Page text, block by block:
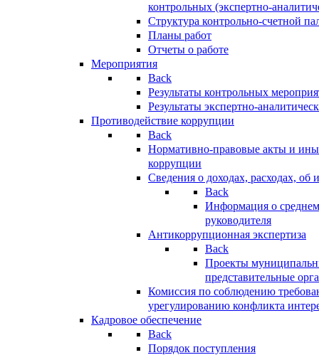
контрольных (экспертно-
Структура контрольно-счетной
Планы работ
Отчеты о работе
Мероприятия
Back
Результаты контрольных
Результаты экспертно-
Противодействие коррупции
Back
Нормативно-правовые акты и
коррупции
Сведения о доходах, расходах, об
Back
Информация о
руководителя
Антикоррупционная экспертиза
Back
Проекты
представительные
Комиссия по соблюдению
урегулированию конфликта
Кадровое обеспечение
Back
Порядок поступления